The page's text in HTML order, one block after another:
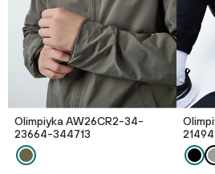
Olimpiyka AW26CR2-34-
23664-344713